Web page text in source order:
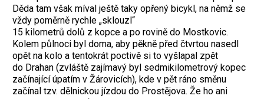
Děda tam však míval ještě taky opřený bicykl, na němž se
vždy poměrně rychle „sklouzl“
15 kilometrů dolů z kopce a po rovině do Mostkovic.
Kolem půlnoci byl doma, aby pěkně před čtvrtou nasedl
opět na kolo a tentokrát poctivě si to vyšlapal zpět
do Drahan (zvláště zajímavý byl sedmikilometrový kopec
začínající úpatím v Žárovicích), kde v pět ráno směnu
začínal tzv. dělnickou jízdou do Prostějova. Že ho ani